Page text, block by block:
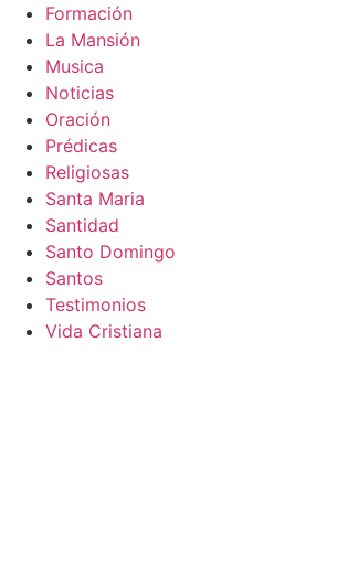
Formación
La Mansión
Musica
Noticias
Oración
Prédicas
Religiosas
Santa Maria
Santidad
Santo Domingo
Santos
Testimonios
Vida Cristiana